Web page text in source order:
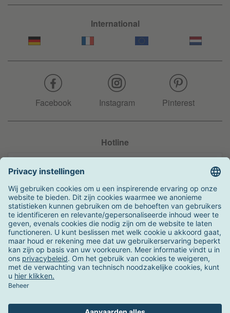
International
Facebook Instagram Pinterest
Hotline
Zo kunt u betalen
Verzending